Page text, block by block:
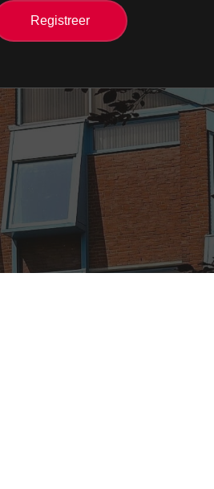
Registreer